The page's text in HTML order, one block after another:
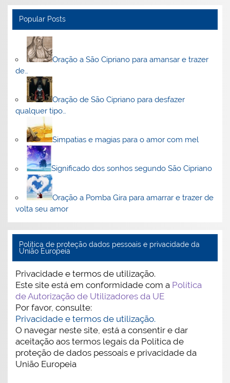
Popular Posts
Oração a São Cipriano para amansar e trazer
de…
Oração de São Cipriano para desfazer
qualquer tipo…
Simpatias e magias para o amor com mel
Significado dos sonhos segundo São Cipriano
Oração a Pomba Gira para amarrar e trazer de
volta seu amor
Politica de proteção dados pessoais e privacidade da
União Europeia
Privacidade e termos de utilização.
Este site está em conformidade com a Política
de Autorização de Utilizadores da UE
Por favor, consulte:
Privacidade e termos de utilização.
O navegar neste site, está a consentir e dar
aceitação aos termos legais da Política de
proteção de dados pessoais e privacidade da
União Europeia